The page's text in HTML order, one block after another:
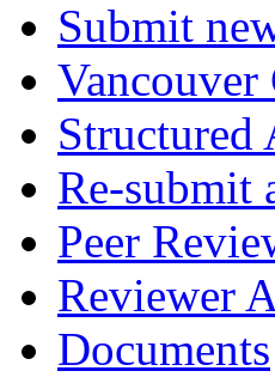
Submit
Structured
Re-submit
Peer
Reviewer
Documents